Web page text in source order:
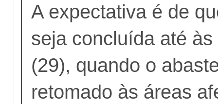
A expectativa é de
seja concluída até
(29), quando o
retomado às áreas